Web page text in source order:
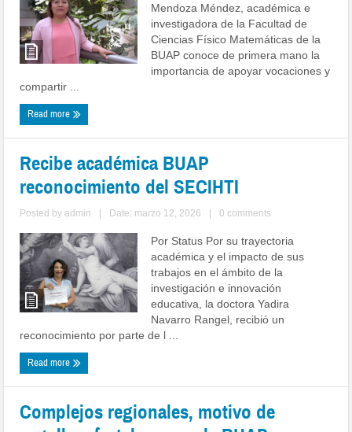
Mendoza Méndez, académica e
investigadora de la Facultad de
Ciencias Físico Matemáticas de la
BUAP conoce de primera mano la
importancia de apoyar vocaciones y
compartir ...
Read more
Recibe académica BUAP
reconocimiento del SECIHTI
Posted byadmin Date: marzo 12, 2026 0 comments
Por Status Por su trayectoria
académica y el impacto de sus
trabajos en el ámbito de la
investigación e innovación
educativa, la doctora Yadira
Navarro Rangel, recibió un
reconocimiento por parte de l ...
Read more
Complejos regionales, motivo de